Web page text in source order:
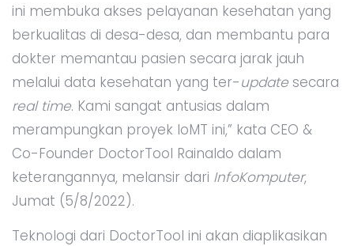
ini membuka akses pelayanan kesehatan yang
berkualitas di desa-desa, dan membantu para
dokter memantau pasien secara jarak jauh
melalui data kesehatan yang ter-update secara
real time. Kami sangat antusias dalam
merampungkan proyek IoMT ini,” kata CEO &
Co-Founder DoctorTool Rainaldo dalam
keterangannya, melansir dari InfoKomputer,
Jumat (5/8/2022).
Teknologi dari DoctorTool ini akan diaplikasikan